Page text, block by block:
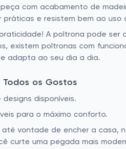
com acabamento de
práticas e resistem bem ao
A poltrona pode
existem poltronas com
adapta ao seu dia a dia.
os Gostos
disponíveis.
para o máximo conforto.
vontade de encher a casa,
curte uma pegada mais